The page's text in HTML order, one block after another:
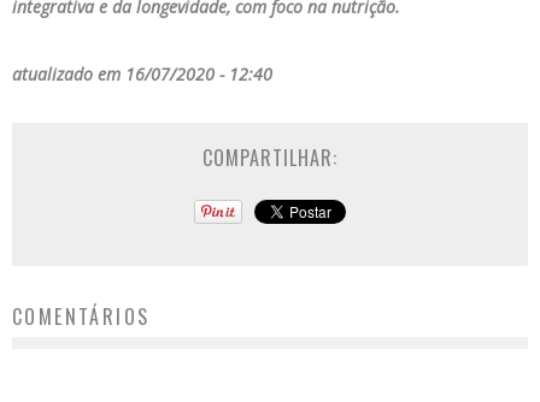
integrativa e da longevidade, com foco na nutrição.
atualizado em 16/07/2020 - 12:40
COMPARTILHAR:
COMENTÁRIOS